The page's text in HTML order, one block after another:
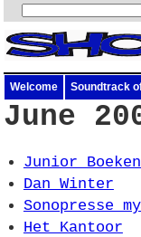
Welcome Soundtrack
June
Junior
Dan Winter
Sonopresse
Het Kantoor